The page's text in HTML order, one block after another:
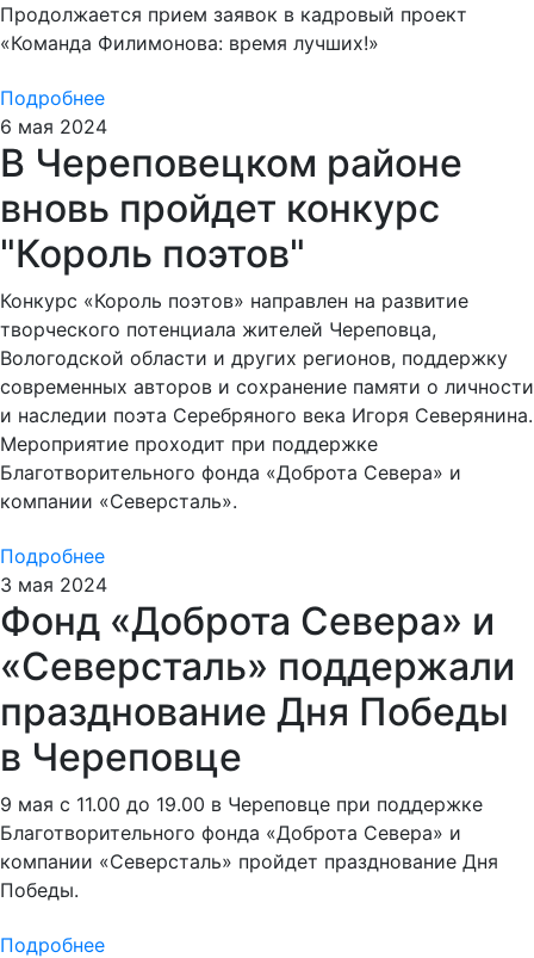
Продолжается прием заявок в кадровый проект
«Команда Филимонова: время лучших!»
Подробнее
6 мая 2024
В Череповецком районе
вновь пройдет конкурс
"Король поэтов"
Конкурс «Король поэтов» направлен на развитие
творческого потенциала жителей Череповца,
Вологодской области и других регионов, поддержку
современных авторов и сохранение памяти о личности
и наследии поэта Серебряного века Игоря Северянина.
Мероприятие проходит при поддержке
Благотворительного фонда «Доброта Севера» и
компании «Северсталь».
Подробнее
3 мая 2024
Фонд «Доброта Севера» и
«Северсталь» поддержали
празднование Дня Победы
в Череповце
9 мая с 11.00 до 19.00 в Череповце при поддержке
Благотворительного фонда «Доброта Севера» и
компании «Северсталь» пройдет празднование Дня
Победы.
Подробнее